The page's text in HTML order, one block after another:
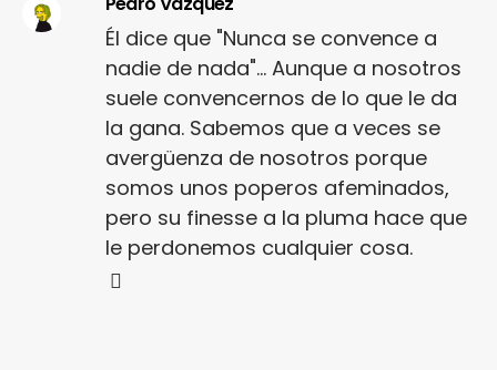
Él dice que "Nunca se convence a
nadie de nada"... Aunque a nosotros
suele convencernos de lo que le da
la gana. Sabemos que a veces se
avergüenza de nosotros porque
somos unos poperos afeminados,
pero su finesse a la pluma hace que
le perdonemos cualquier cosa.